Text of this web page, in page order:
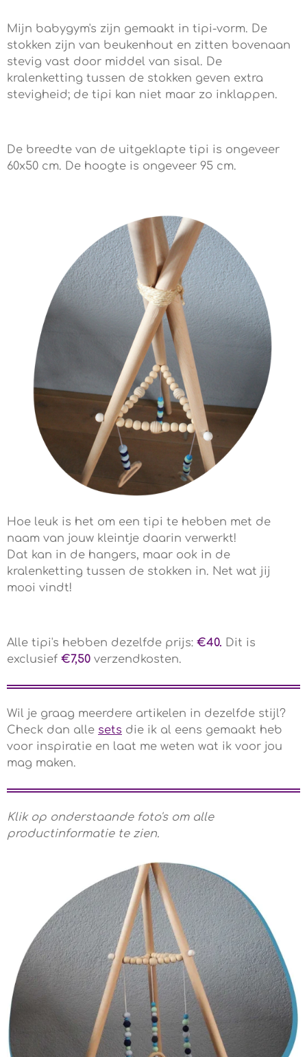
Mijn babygym's zijn gemaakt in tipi-vorm. De
stokken zijn van beukenhout en zitten bovenaan
stevig vast door middel van sisal. De
kralenketting tussen de stokken geven extra
stevigheid; de tipi kan niet maar zo inklappen.
De breedte van de uitgeklapte tipi is ongeveer
60x50 cm. De hoogte is ongeveer 95 cm.
Hoe leuk is het om een tipi te hebben met de
naam van jouw kleintje daarin verwerkt!
Dat kan in de hangers, maar ook in de
kralenketting tussen de stokken in. Net wat jij
mooi vindt!
Alle tipi's hebben dezelfde prijs: €40. Dit is
exclusief €7,50 verzendkosten.
Wil je graag meerdere artikelen in dezelfde stijl?
Check dan alle sets die ik al eens gemaakt heb
voor inspiratie en laat me weten wat ik voor jou
mag maken.
Klik op onderstaande foto's om alle
productinformatie te zien.